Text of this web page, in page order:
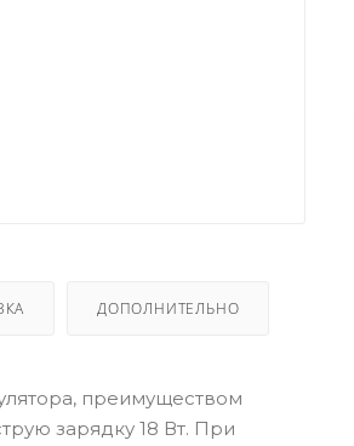
ДОПОЛНИТЕЛЬНО
преимуществом
зарядку 18 Вт. При